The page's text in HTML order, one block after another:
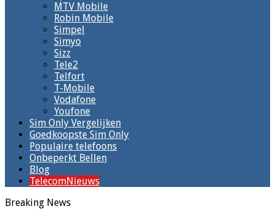
MTV Mobile
Robin Mobile
Simpel
Simyo
Sizz
Tele2
Telfort
T-Mobile
Vodafone
Youfone
Sim Only Vergelijken
Goedkoopste Sim Only
Populaire telefoons
Onbeperkt Bellen
Blog
TelecomNieuws
Breaking News